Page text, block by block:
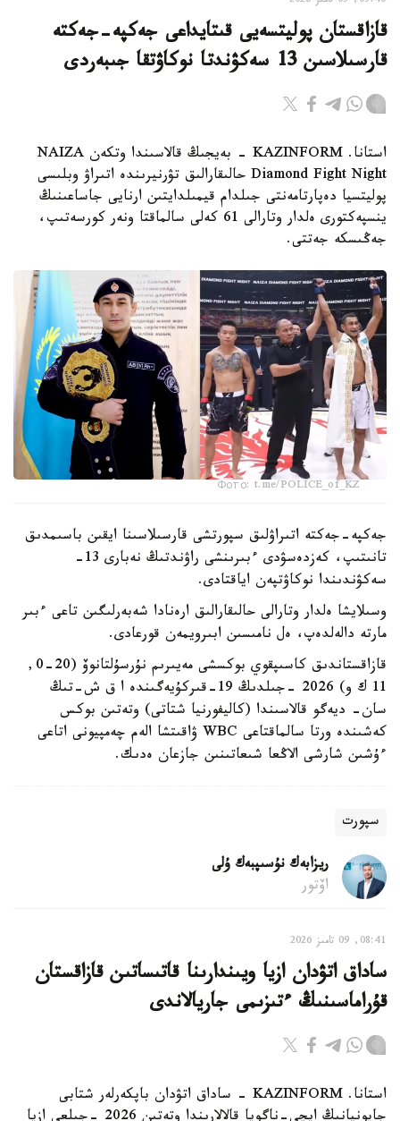
قازاقستان پوليتسەيى قىتايداعى جەكپە-جەكتە
قارسىلاسىن 13 سەكۋندتا نوكاۋتقا جىبەردى
استانا. KAZINFORM - بەيجىڭ قالاسىندا وتكەن NAIZA
Diamond Fight Night حالىقارالىق تۋرنيرىندە اتىراۋ وبلىسى
پوليتسيا دەپارتامەنتى جىلدام قيمىلدايتىن ارنايى جاساعىنىڭ
ينسپەكتورى ەلدار وتارالى 61 كەلى سالماقتا ونەر كورسەتىپ،
جەڭىسكە جەتتى.
Фото: t.me/POLICE_of_KZ
جەكپە-جەكتە اتىراۋلىق سپورتشى قارسىلاسىنا ايقىن باسىمدىق
تانىتىپ، كەزدەسۋدى ءبىرىنشى راۋندتىڭ نەبارى 13-
سەكۋندىندا نوكاۋتپەن اياقتادى.
وسىلايشا ەلدار وتارالى حالىقارالىق ارەنادا شەبەرلىگىن تاعى ءبىر
مارتە دالەلدەپ، ەل نامىسىن ابىرويمەن قورعادى.
قازاقستاندىق كاسىپقوي بوكسشى مەيىرىم نۇرسۇلتانوۆ (20-0,
11 ك و) 2026 -جىلدىڭ 19-قىركۇيەگىندە ا ق ش-تىڭ
سان- ديەگو قالاسىندا (كاليفورنيا شتاتى) وتەتىن بوكس
كەشىندە ورتا سالماقتاعى WBC ۋاقىتشا الەم چەمپيونى اتاعى
ءۇشىن شارشى الاڭعا شىعاتىنىن جازعان ەدىك.
سپورت
ريزابەك نۇسىپبەك ۇلى
اۆتور
08:41, 09 تامىز 2026
ساداق اتۋدان ازيا ويىندارىنا قاتىساتىن قازاقستان
قۇراماسىنىڭ ءتىزىمى جاريالاندى
استانا. KAZINFORM - ساداق اتۋدان باپكەرلەر شتابى